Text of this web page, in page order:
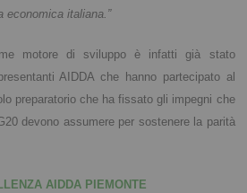
economica italiana.”
motore di sviluppo è infatti già stato
AIDDA che hanno partecipato al
preparatorio che ha fissato gli impegni che
devono assumere per sostenere la parità
AIDDA PIEMONTE